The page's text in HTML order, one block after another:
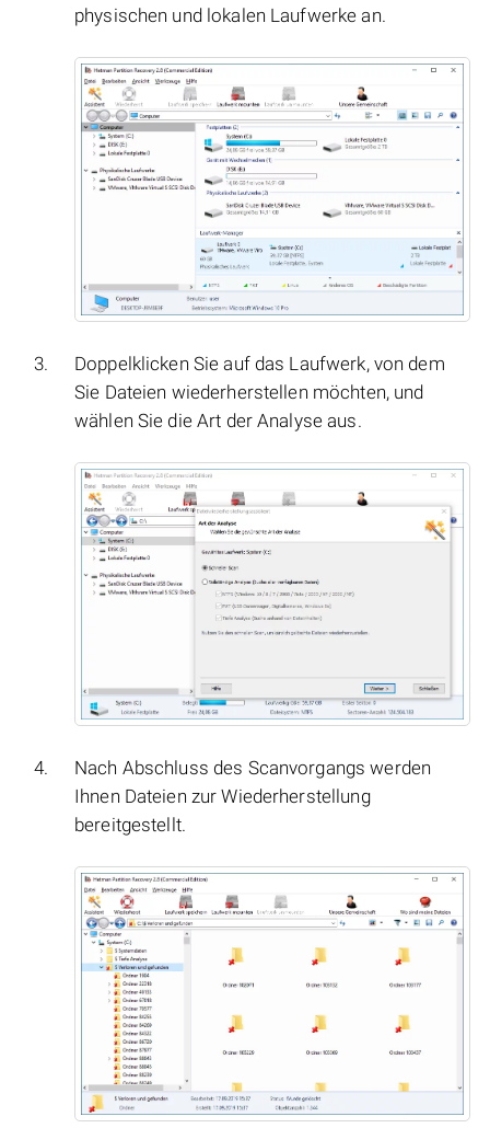
physischen und lokalen Laufwerke an.
Doppelklicken Sie auf das Laufwerk, von dem
Sie Dateien wiederherstellen möchten, und
wählen Sie die Art der Analyse aus.
Nach Abschluss des Scanvorgangs werden
Ihnen Dateien zur Wiederherstellung
bereitgestellt.